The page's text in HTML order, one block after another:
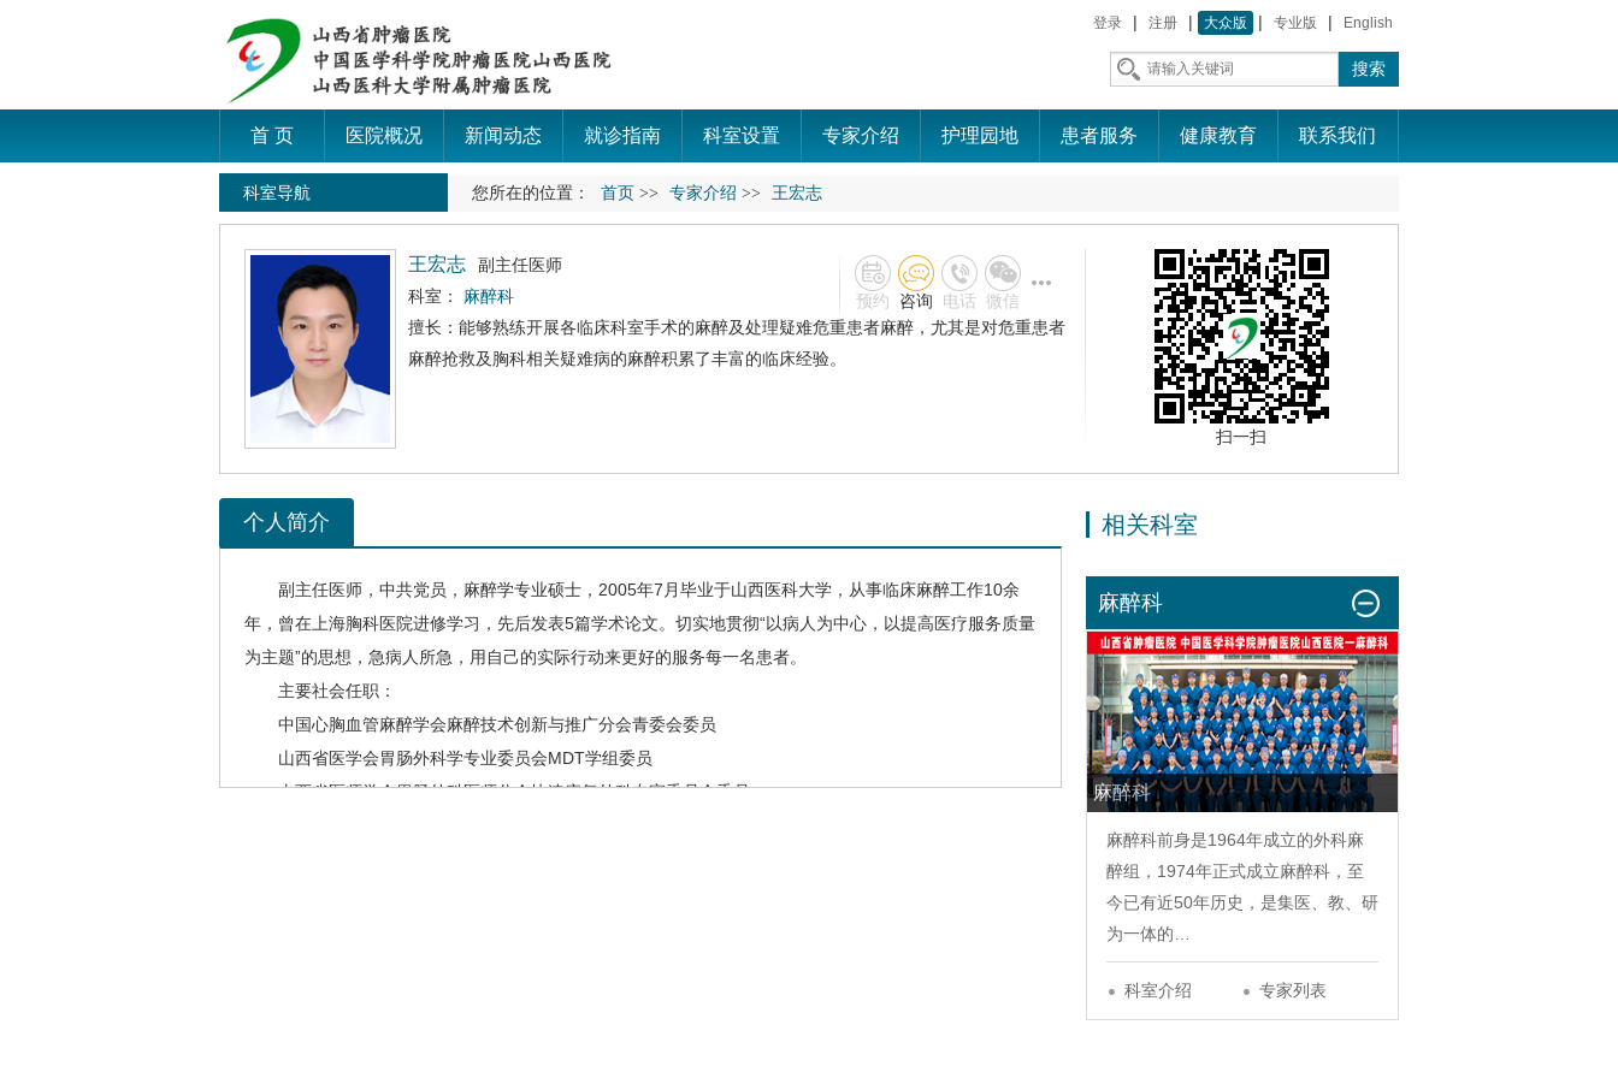
登录 | 注册 | 大众版 | 专业版 | English
首 页 医院概况 新闻动态 就诊指南 科室设置 专家介绍 护理园地 患者服务 健康教育 联系我们
您所在的位置： 首页 >> 专家介绍 >> 王宏志
科室导航
王宏志
副主任医师
科室： 麻醉科
擅长：能够熟练开展各临床科室手术的麻醉及处理疑难危重患者麻醉，尤其是对危重患者
麻醉抢救及胸科相关疑难病的麻醉积累了丰富的临床经验。
预约 咨询 电话 微信
扫一扫
个人简介
副主任医师，中共党员，麻醉学专业硕士，2005年7月毕业于山西医科大学，从事临床麻醉工作10余
年，曾在上海胸科医院进修学习，先后发表5篇学术论文。切实地贯彻“以病人为中心，以提高医疗服务质量
为主题”的思想，急病人所急，用自己的实际行动来更好的服务每一名患者。
主要社会任职：
中国心胸血管麻醉学会麻醉技术创新与推广分会青委会委员
山西省医学会胃肠外科学专业委员会MDT学组委员
山西省医师学会胃肠外科医师分会快速康复外科专家委员会委员
相关科室
麻醉科
麻醉科
麻醉科前身是1964年成立的外科麻
醉组，1974年正式成立麻醉科 ，至
今已有近50年历史，是集医、教、研
为一体的…
科室介绍 专家列表